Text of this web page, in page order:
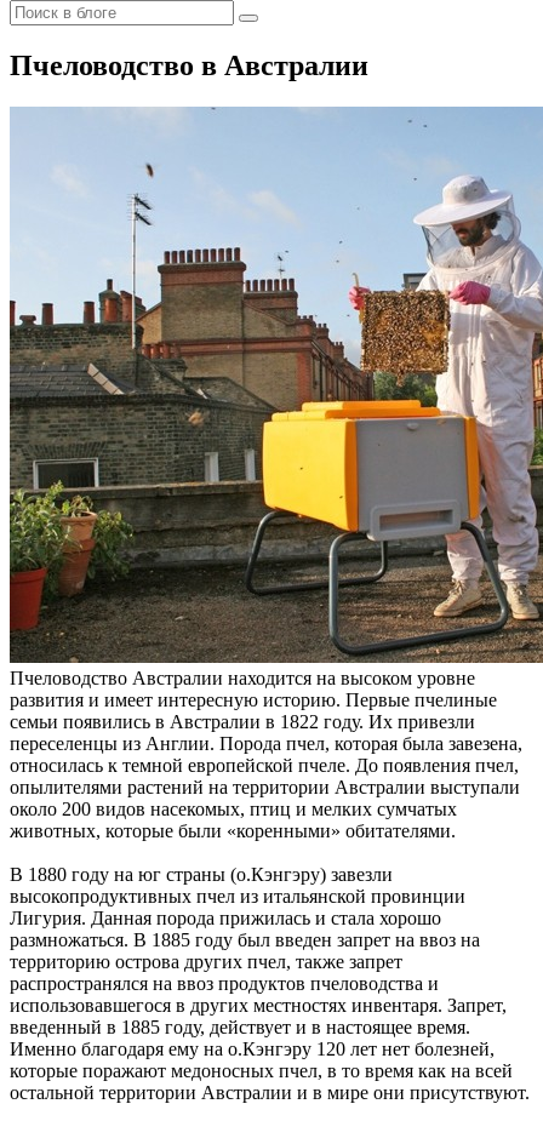
Пчеловодство в Австралии
Пчеловодство Австралии находится на высоком уровне
развития и имеет интересную историю. Первые пчелиные
семьи появились в Австралии в 1822 году. Их привезли
переселенцы из Англии. Порода пчел, которая была завезена,
относилась к темной европейской пчеле. До появления пчел,
опылителями растений на территории Австралии выступали
около 200 видов насекомых, птиц и мелких сумчатых
животных, которые были «коренными» обитателями.
В 1880 году на юг страны (о.Кэнгэру) завезли
высокопродуктивных пчел из итальянской провинции
Лигурия. Данная порода прижилась и стала хорошо
размножаться. В 1885 году был введен запрет на ввоз на
территорию острова других пчел, также запрет
распространялся на ввоз продуктов пчеловодства и
использовавшегося в других местностях инвентаря. Запрет,
введенный в 1885 году, действует и в настоящее время.
Именно благодаря ему на о.Кэнгэру 120 лет нет болезней,
которые поражают медоносных пчел, в то время как на всей
остальной территории Австралии и в мире они присутствуют.